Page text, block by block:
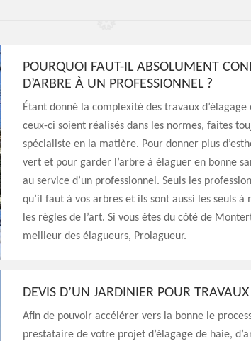
POURQUOI FAUT-IL ABSOLUMENT
D’ARBRE À UN PROFESSIONNEL ?
Étant donné la complexité des travaux d’élagage
ceux-ci soient réalisés dans les normes, faites
spécialiste en la matière. Pour donner plus
vert et pour garder l’arbre à élaguer en bonne
au service d’un professionnel. Seuls les
qu’il faut à vos arbres et ils sont aussi les seuls à
les règles de l’art. Si vous êtes du côté de
meilleur des élagueurs, Prolagueur.
DEVIS D’UN JARDINIER POUR
Afin de pouvoir accélérer vers la bonne le
prestataire de votre projet d’élagage de haie,